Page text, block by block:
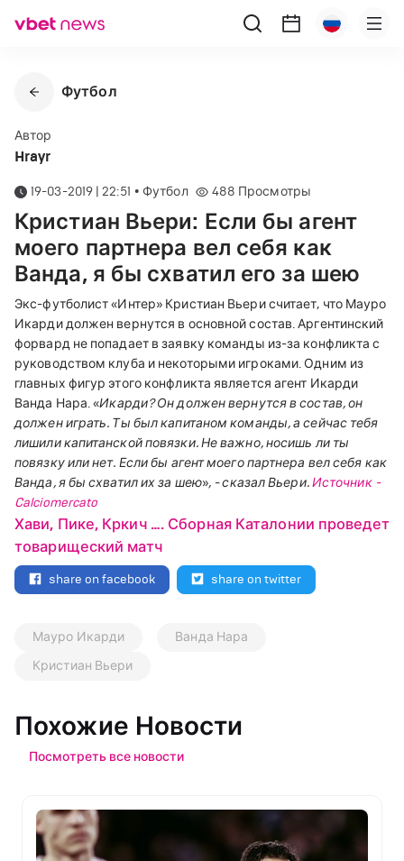
Футбол
Автор
Hrayr
19-03-2019 | 22:51 • Футбол 488 Просмотры
Кристиан Вьери: Если бы агент
моего партнера вел себя как
Ванда, я бы схватил его за шею
Экс-футболист «Интер» Кристиан Вьери считает, что Мауро
Икарди должен вернутся в основной состав.Аргентинский
форвард не попадает в заявку команды из-за конфликта с
руководством клуба и некоторыми игроками. Одним из
главных фигур этого конфликта является агент Икарди
Ванда Нара.«Икарди? Он должен вернутся в состав, он
должен играть. Ты был капитаном команды, а сейчас тебя
лишили капитанской повязки. Не важно, носишь ли ты
повязку или нет. Если бы агент моего партнера вел себя как
Ванда, я бы схватил их за шею», - сказал Вьери.Источник -
Calciomercato
Хави, Пике, Кркич …. Сборная Каталонии проведет
товарищеский матч
share on facebook share on twitter
Мауро Икарди
Ванда Нара
Кристиан Вьери
Похожие Новости
Посмотреть все новости